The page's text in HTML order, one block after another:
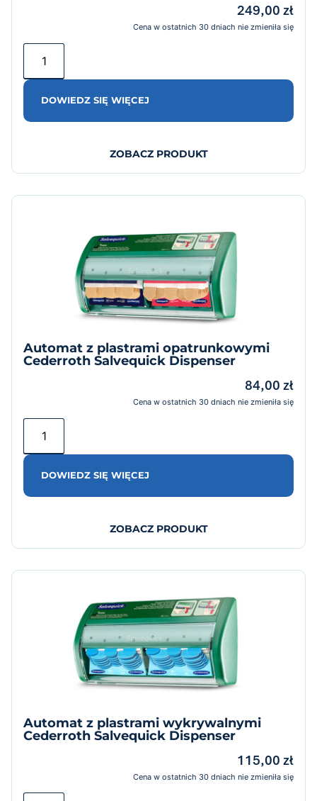
249,00 zł
Cena w ostatnich 30 dniach nie zmieniła się
DOWIEDZ SIĘ WIĘCEJ
ZOBACZ PRODUKT
Automat z plastrami opatrunkowymi
Cederroth Salvequick Dispenser
84,00 zł
Cena w ostatnich 30 dniach nie zmieniła się
DOWIEDZ SIĘ WIĘCEJ
ZOBACZ PRODUKT
Automat z plastrami wykrywalnymi
Cederroth Salvequick Dispenser
115,00 zł
Cena w ostatnich 30 dniach nie zmieniła się